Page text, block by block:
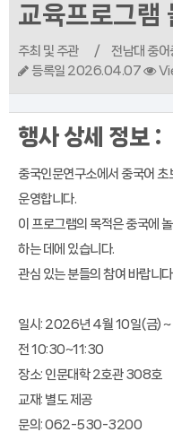
교육프로그램
주최 및 주관 /
전남대 중
등록일 2026.04.07
행사 상세 정보 :
중국인문연구소에서 중국어
운영합니다.
이 프로그램의 목적은 중국에
하는 데에 있습니다.
관심 있는 분들의 참여 바랍니
일시: 2026년 4월 10일(금) ~
전 10:30~11:30
장소: 인문대학 2호관 308호
교재: 별도 제공
문의: 062-530-3200